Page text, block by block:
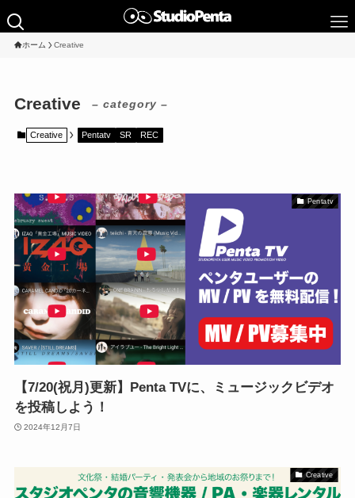
ホーム Creative
Creative – category –
Creative Pentatv SR REC
Pentatv
【7/20(祝月)更新】Penta TVに、ミュージックビデオ
を投稿しよう！
2024年12月7日
Creative